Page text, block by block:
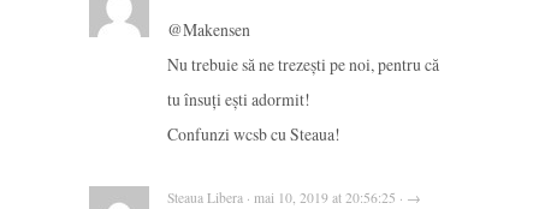
@Makensen
Nu trebuie să ne trezești pe noi, pentru că
tu însuți ești adormit!
Confunzi wcsb cu Steaua!
Steaua Libera · mai 10, 2019 at 20:56:25 · →